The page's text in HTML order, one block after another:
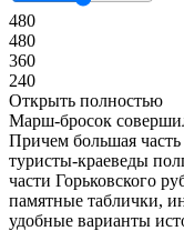
480
480
360
240
Открыть полностью
Марш-бросок
Причем большая
туристы-краеведы
части Горьковского
памятные таблички,
удобные варианты